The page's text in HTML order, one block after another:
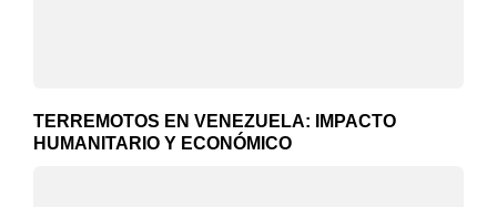
TERREMOTOS EN VENEZUELA: IMPACTO
HUMANITARIO Y ECONÓMICO